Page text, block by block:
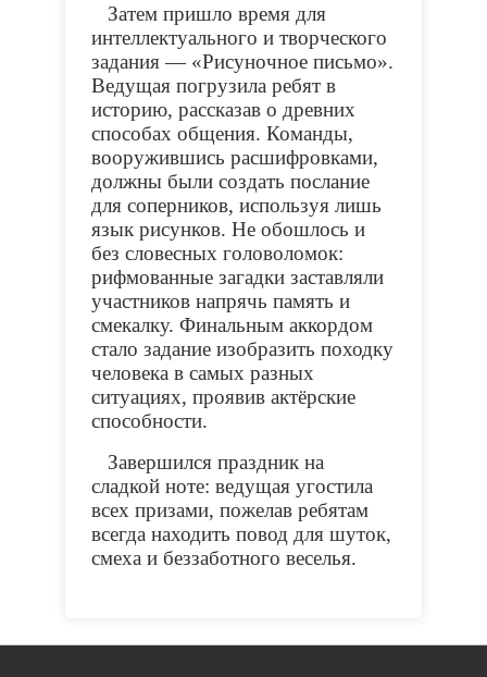
Затем пришло время для
интеллектуального и творческого
задания — «Рисуночное письмо».
Ведущая погрузила ребят в
историю, рассказав о древних
способах общения. Команды,
вооружившись расшифровками,
должны были создать послание
для соперников, используя лишь
язык рисунков. Не обошлось и
без словесных головоломок:
рифмованные загадки заставляли
участников напрячь память и
смекалку. Финальным аккордом
стало задание изобразить походку
человека в самых разных
ситуациях, проявив актёрские
способности.
Завершился праздник на
сладкой ноте: ведущая угостила
всех призами, пожелав ребятам
всегда находить повод для шуток,
смеха и беззаботного веселья.